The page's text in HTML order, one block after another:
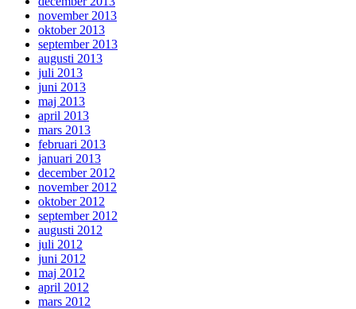
november 2013
oktober 2013
september 2013
augusti 2013
juli 2013
juni 2013
maj 2013
april 2013
mars 2013
februari 2013
januari 2013
december 2012
november 2012
oktober 2012
september 2012
augusti 2012
juli 2012
juni 2012
maj 2012
april 2012
mars 2012